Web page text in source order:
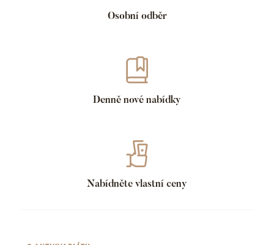
Osobní odběr
Denně nové nabídky
Nabídněte vlastní ceny